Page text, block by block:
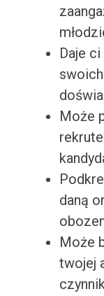
Daje
Może
daną
Może
twojej